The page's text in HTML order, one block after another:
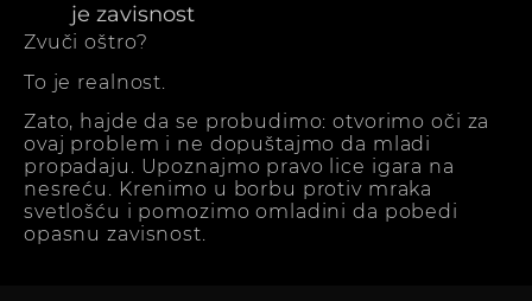
je zavisnost
Zvuči oštro?
To je realnost.
Zato, hajde da se probudimo: otvorimo oči za
ovaj problem i ne dopuštajmo da mladi
propadaju. Upoznajmo pravo lice igara na
nesreću. Krenimo u borbu protiv mraka
svetlošću i pomozimo omladini da pobedi
opasnu zavisnost.